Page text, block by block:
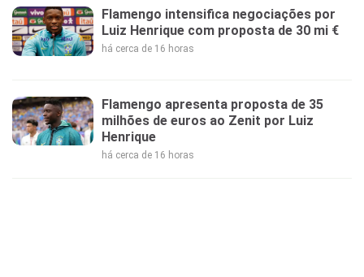
Flamengo intensifica negociações por
Luiz Henrique com proposta de 30 mi €
há cerca de 16 horas
Flamengo apresenta proposta de 35
milhões de euros ao Zenit por Luiz
Henrique
há cerca de 16 horas